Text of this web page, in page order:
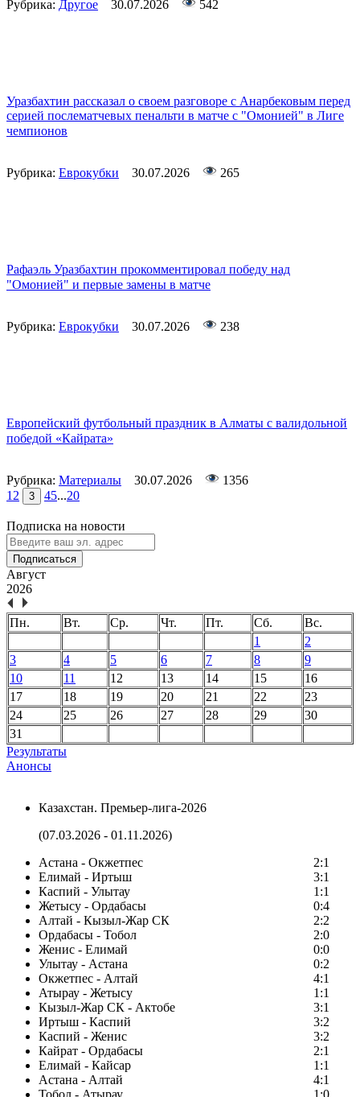
Рубрика: Другое 30.07.2026 542
Уразбахтин рассказал о своем разговоре с Анарбековым перед
серией послематчевых пенальти в матче с "Омонией" в Лиге
чемпионов
Рубрика: Еврокубки 30.07.2026 265
Рафаэль Уразбахтин прокомментировал победу над
"Омонией" и первые замены в матче
Рубрика: Еврокубки 30.07.2026 238
Европейский футбольный праздник в Алматы с валидольной
победой «Кайрата»
Рубрика: Материалы 30.07.2026
1356
12 3 45...20
Подписка на новости
Подписаться
Август
2026
Пн. Вт. Ср. Чт. Пт. Сб.
Вс.
1
2
3
4 5 6 7 8
9
10
11 12 13 14 15
16
17
18 19 20 21 22
23
24
25 26 27 28 29
30
31
Результаты
Анонсы
Казахстан. Премьер-лига-2026
(07.03.2026 - 01.11.2026)
Астана - Окжетпес
2:1
Елимай - Иртыш
3:1
Каспий - Улытау
1:1
Жетысу - Ордабасы
0:4
Алтай - Кызыл-Жар СК
2:2
Ордабасы - Тобол
2:0
Женис - Елимай
0:0
Улытау - Астана
0:2
Окжетпес - Алтай
4:1
Атырау - Жетысу
1:1
Кызыл-Жар СК - Актобе
3:1
Иртыш - Каспий
3:2
Каспий - Женис
3:2
Кайрат - Ордабасы
2:1
Елимай - Кайсар
1:1
Астана - Алтай
4:1